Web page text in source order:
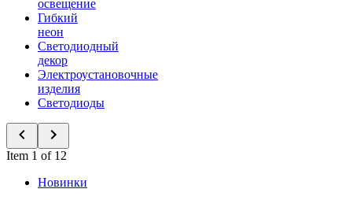
освещение
Гибкий
неон
Светодиодный
декор
Электроустановочные
изделия
Светодиоды
Item 1 of 12
Новинки